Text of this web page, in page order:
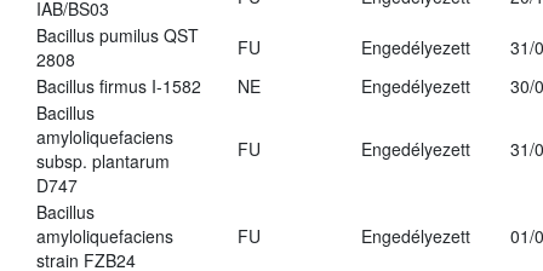
IAB/BS03
Bacillus pumilus QST
2808
FU Engedélyezett
31/
Bacillus firmus I-1582
NE Engedélyezett
30/
Bacillus
amyloliquefaciens
subsp. plantarum
D747
FU Engedélyezett 31/
Bacillus
amyloliquefaciens
strain FZB24
FU Engedélyezett 01/